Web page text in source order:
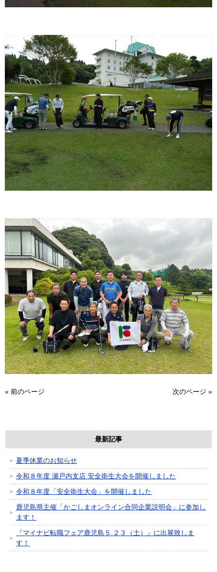
« 前のページ 次のページ »
最新記事
夏季休業のお知らせ
令和８年度 瀬戸内支店 安全衛生大会を開催しました
令和８年度「安全衛生大会」を開催しました
鹿児島県主催「かごしまオンライン合同企業説明会」に参加し
ます！
『マイナビ転職フェア鹿児島５.２３（土）』に出展致しま
す！